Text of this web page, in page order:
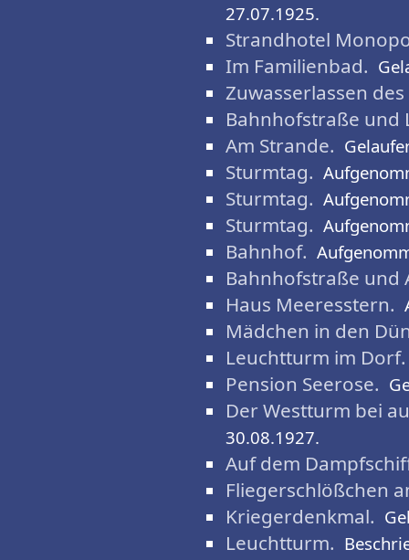
27.07.1925.
Strandhotel
Im Familienbad.
Zuwasserlassen
Bahnhofstraße und
Am Strande.
Sturmtag.
Sturmtag.
Sturmtag.
Bahnhof.
Bahnhofstraße und
Haus Meeresstern.
Mädchen in den
Leuchtturm im Dorf.
Pension Seerose.
Der Westturm bei
30.08.1927.
Auf dem
Fliegerschlößchen
Kriegerdenkmal.
Leuchtturm.